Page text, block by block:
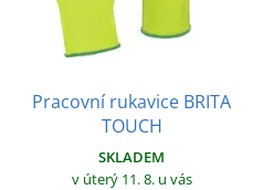
Pracovní rukavice BRITA
TOUCH
SKLADEM
v úterý 11. 8. u vás